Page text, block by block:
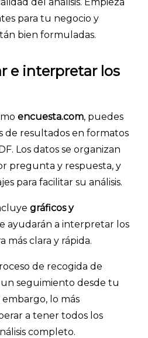
para tu negocio y
bien formuladas.
e interpretar los
encuesta.com, puedes
de resultados en formatos
Los datos se organizan
pregunta y respuesta, y
para facilitar su análisis.
gráficos y
ayudarán a interpretar los
más clara y rápida.
de recogida de
seguimiento desde tu
lo más
a tener todos los
completo.